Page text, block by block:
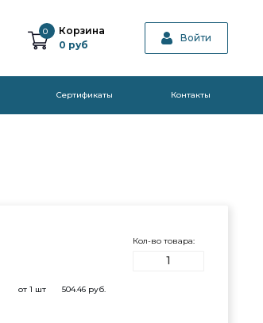
0
Корзина
0 руб
Войти
Cертификаты Контакты
Кол-во товара:
от 1 шт 504.46руб.